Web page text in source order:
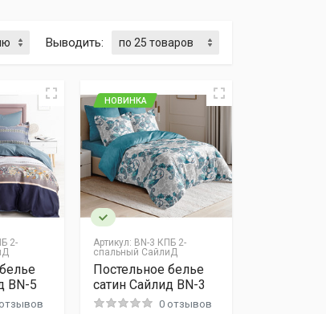
Выводить:
2-
BN-5
Артикул: BN-3 КПБ 2-
спальный СайлиД
НОВИНКА
Постельное белье
сатин Сайлид BN-3
0 отзывов